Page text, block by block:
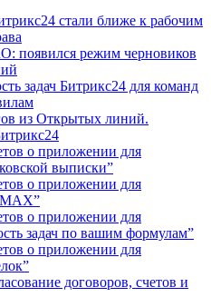
стали ближе к рабочим
появился режим черновиков
задач Битрикс24 для команд
из Открытых линий.
о приложении для
выписки”
о приложении для
МАХ”
о приложении для
задач по вашим формулам”
о приложении для
договоров, счетов и